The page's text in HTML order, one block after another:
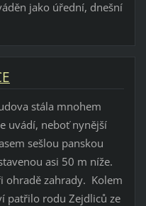
jako úřední, dnešní
stála mnohem
uvádí, neboť nynější
sešlou panskou
asi 50 m níže.
ohradě zahrady. Kolem
patřilo rodu Zejdliců ze